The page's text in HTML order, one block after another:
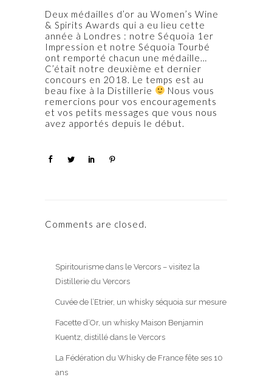
Deux médailles d’or au Women’s Wine
& Spirits Awards qui a eu lieu cette
année à Londres : notre Séquoia 1er
Impression et notre Séquoia Tourbé
ont remporté chacun une médaille…
C’était notre deuxième et dernier
concours en 2018. Le temps est au
beau fixe à la Distillerie
Nous vous
remercions pour vos encouragements
et vos petits messages que vous nous
avez apportés depuis le début.
Comments are closed.
Spiritourisme dans le Vercors – visitez la
Distillerie du Vercors
Cuvée de l’Etrier, un whisky séquoia sur mesure
Facette d’Or, un whisky Maison Benjamin
Kuentz, distillé dans le Vercors
La Fédération du Whisky de France fête ses 10
ans